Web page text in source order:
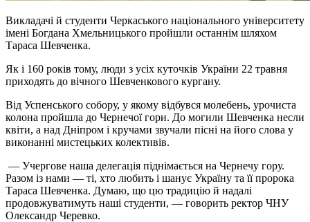
Викладачі й студенти Черкаського національного університету
імені Богдана Хмельницького пройшли останнім шляхом
Тараса Шевченка.
Як і 160 років тому, люди з усіх куточків України 22 травня
приходять до вічного Шевченкового кургану.
Від Успенського собору, у якому відбувся молебень, урочиста
колона пройшла до Чернечої гори. До могили Шевченка несли
квіти, а над Дніпром і кручами звучали пісні на його слова у
виконанні мистецьких колективів.
— Учергове наша делегація піднімається на Чернечу гору.
Разом із нами — ті, хто любить і шанує Україну та її пророка
Тараса Шевченка. Думаю, що цю традицію й надалі
продовжуватимуть наші студенти, — говорить ректор ЧНУ
Олександр Черевко.